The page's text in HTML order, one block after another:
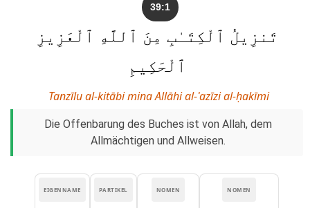
39:1
تَنزِيلُ ٱلْكِتَـٰبِ مِنَ ٱللَّهِ ٱلْعَزِيزِ
ٱلْحَكِيمِ
Tanzīlu al-kitābi mina Allāhi al-ʿazīzi al-ḥakīmi
Die Offenbarung des Buches ist von Allah, dem
Allmächtigen und Allweisen.
NOMEN
NOMEN
PARTIKEL
EIGENNAME